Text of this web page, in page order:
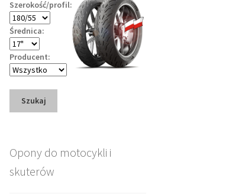
Szerokość/profil:
Średnica:
Producent:
Szukaj
Opony do motocykli i
skuterów